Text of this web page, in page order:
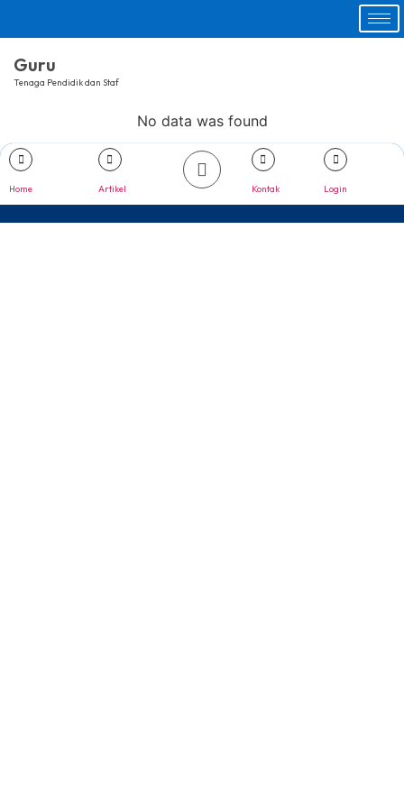
Guru
Tenaga Pendidik dan Staf
No data was found
Home Artikel Kontak Login